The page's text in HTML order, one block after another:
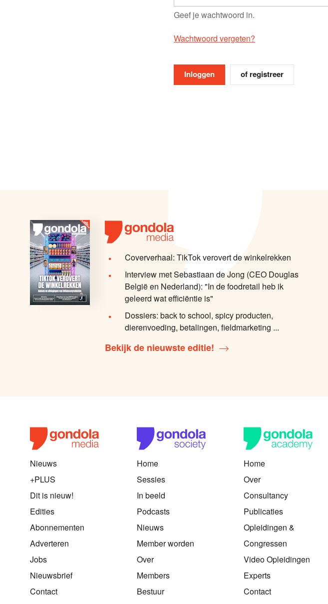
Geef je wachtwoord in.
Wachtwoord vergeten?
of registreer
Coververhaal: TikTok verovert de winkelrekken
Interview met Sebastiaan de Jong (CEO Douglas
België en Nederland): "In de foodretail heb ik
geleerd wat efficiëntie is"
Dossiers: back to school, spicy producten,
dierenvoeding, betalingen, fieldmarketing ...
Bekijk de nieuwste editie!
Nieuws
+PLUS
Dit is nieuw!
Edities
Abonnementen
Adverteren
Jobs
Nieuwsbrief
Contact
Home
Sessies
In beeld
Podcasts
Nieuws
Member worden
Over
Members
Bestuur
Home
Over
Consultancy
Publicaties
Opleidingen &
Congressen
Video Opleidingen
Experts
Contact